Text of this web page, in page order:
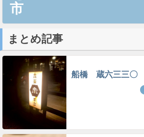
市
まとめ記事
船橋 蔵六三三〇